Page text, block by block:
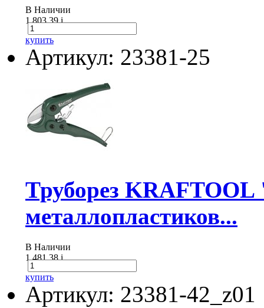
В Наличии
1 803.39i
купить
Артикул: 23381-25
Труборез
металлопластиков...
В Наличии
1 481.38i
купить
Артикул: 23381-42_z01